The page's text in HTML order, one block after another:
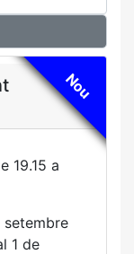
Nou
19.15 a
setembre
1 de